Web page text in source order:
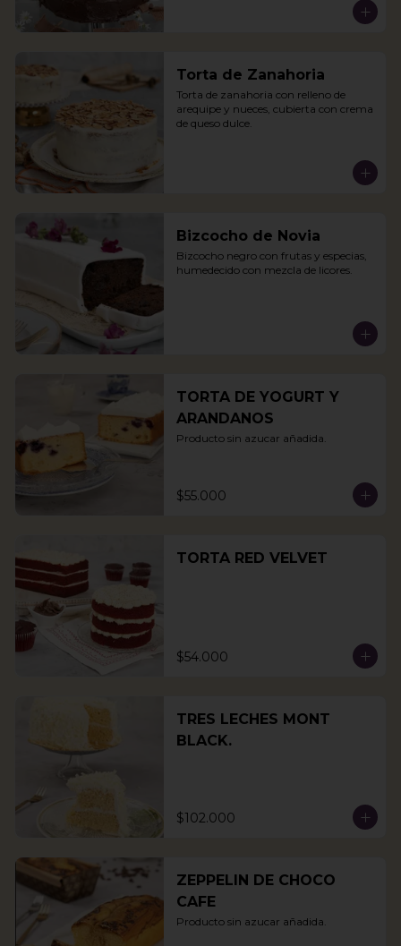
Torta de Zanahoria
Torta de zanahoria con relleno de
arequipe y nueces, cubierta con crema
de queso dulce.
Bizcocho de Novia
Bizcocho negro con frutas y especias,
humedecido con mezcla de licores.
TORTA DE YOGURT Y
ARANDANOS
Producto sin azucar añadida.
$55.000
TORTA RED VELVET
$54.000
TRES LECHES MONT
BLACK.
$102.000
ZEPPELIN DE CHOCO
CAFE
Producto sin azucar añadida.